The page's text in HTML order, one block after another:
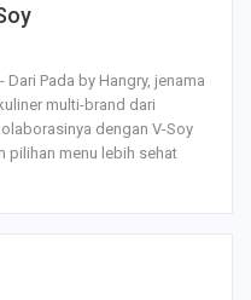
Dari Pada by Hangry, jenama
multi-brand dari
dengan V-Soy
pilihan menu lebih sehat